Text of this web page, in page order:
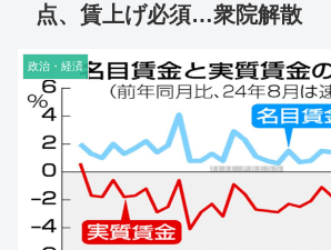
点、賃上げ必須…衆院解散
政治・経済